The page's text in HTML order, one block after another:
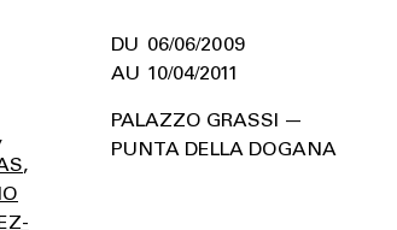
06/06/2009
10/04/2011
PALAZZO GRASSI —
PUNTA DELLA DOGANA